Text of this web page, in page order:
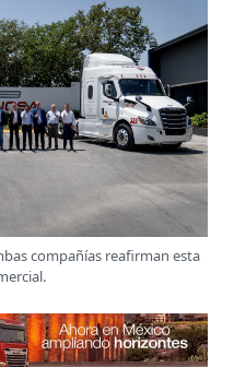
compañías reafirman esta